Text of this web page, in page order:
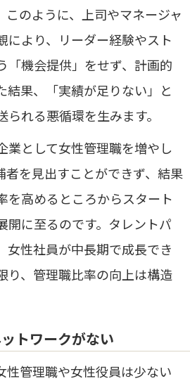
このように、上司やマネージャ
により、リーダー経験やスト
「機会提供」をせず、計画的
結果、「実績が足りない」と
れる悪循環を生みます。
業として女性管理職を増やし
者を見出すことができず、結果
を高めるところからスタート
開に至るのです。タレントパ
女性社員が中長期で成長でき
り、管理職比率の向上は構造
トワークがない
性管理職や女性役員は少ない